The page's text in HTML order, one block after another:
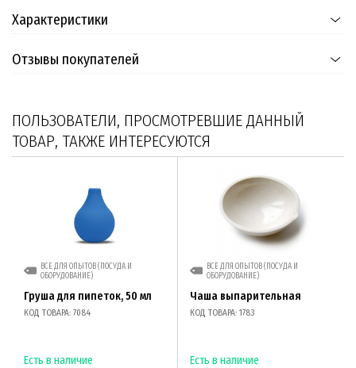
Характеристики
Отзывы покупателей
ПОЛЬЗОВАТЕЛИ, ПРОСМОТРЕВШИЕ ДАННЫЙ
ТОВАР, ТАКЖЕ ИНТЕРЕСУЮТСЯ
ВСЕ ДЛЯ ОПЫТОВ (ПОСУДА И
ОБОРУДОВАНИЕ)
Груша для пипеток, 50 мл
КОД ТОВАРА: 7084
Есть в наличие
ВСЕ ДЛЯ ОПЫТОВ (ПОСУДА И
ОБОРУДОВАНИЕ)
Чаша выпарительная
КОД ТОВАРА: 1783
Есть в наличие